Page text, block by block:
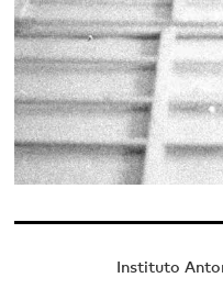
Instituto